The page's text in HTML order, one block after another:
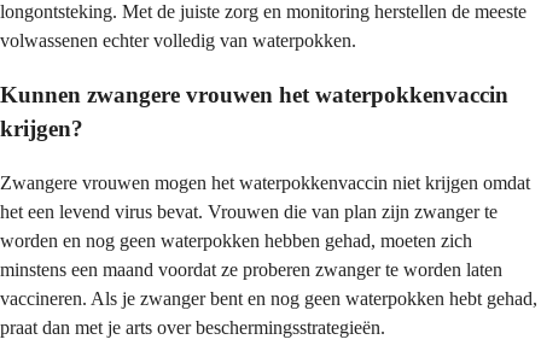
longontsteking. Met de juiste zorg en monitoring herstellen de meeste
volwassenen echter volledig van waterpokken.
Kunnen zwangere vrouwen het waterpokkenvaccin
krijgen?
Zwangere vrouwen mogen het waterpokkenvaccin niet krijgen omdat
het een levend virus bevat. Vrouwen die van plan zijn zwanger te
worden en nog geen waterpokken hebben gehad, moeten zich
minstens een maand voordat ze proberen zwanger te worden laten
vaccineren. Als je zwanger bent en nog geen waterpokken hebt gehad,
praat dan met je arts over beschermingsstrategieën.